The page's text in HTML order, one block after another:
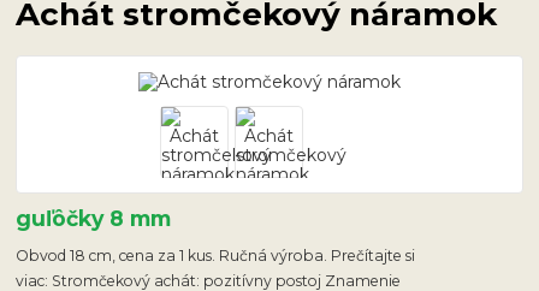
Achát stromčekový náramok
guľôčky 8 mm
Obvod 18 cm, cena za 1 kus. Ručná výroba. Prečítajte si
viac: Stromčekový achát: pozitívny postoj Znamenie